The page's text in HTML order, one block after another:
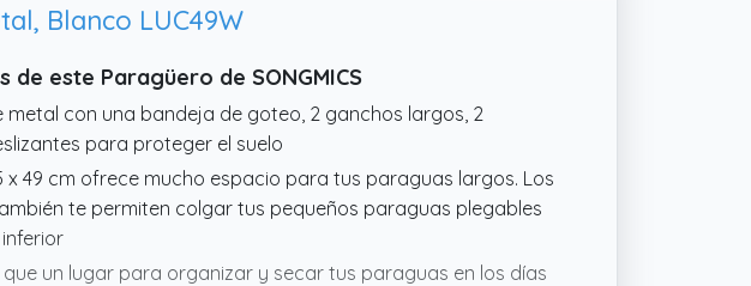
Blanco LUC49W
de este Paragüero de SONGMICS
con una bandeja de goteo, 2 ganchos largos, 2
para proteger el suelo
x 49 cm ofrece mucho espacio para tus paraguas largos. Los
te permiten colgar tus pequeños paraguas plegables
un lugar para organizar y secar tus paraguas en los días